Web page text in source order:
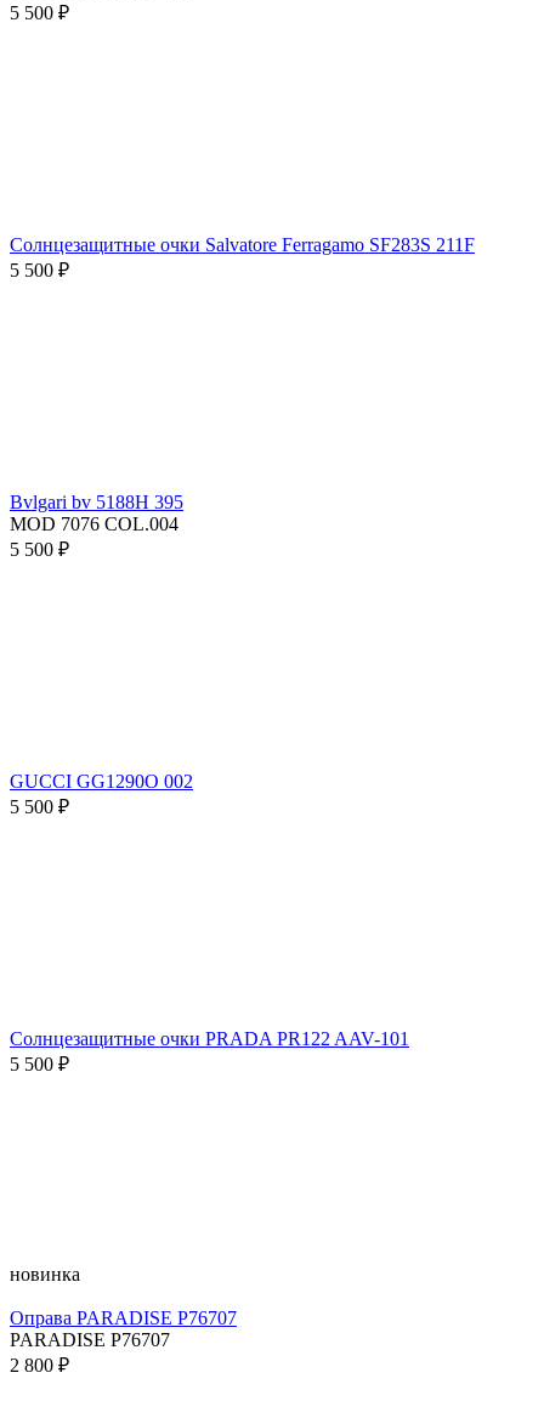
5 500 ₽
Солнцезащитные очки Salvatore Ferragamo SF283S 211F
5 500 ₽
Bvlgari bv 5188H 395
MOD 7076 COL.004
5 500 ₽
GUCCI GG1290O 002
5 500 ₽
Солнцезащитные очки PRADA PR122 AAV-101
5 500 ₽
новинка
Оправа PARADISE P76707
PARADISE P76707
2 800 ₽